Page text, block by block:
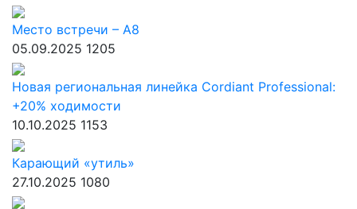
Место встречи – А8
05.09.2025 1205
Новая региональная линейка Cordiant Professional:
+20% ходимости
10.10.2025 1153
Карающий «утиль»
27.10.2025 1080